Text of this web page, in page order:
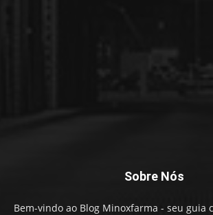
Sobre Nós
Bem-vindo ao Blog Minoxfarma - seu guia